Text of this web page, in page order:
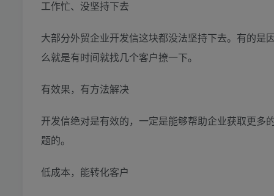
工作忙、没坚持下去
大部分外贸企业开发信这块都没法坚持下去。有的
么就是有时间就找几个客户撩一下。
有效果，有方法解决
开发信绝对是有效的，一定是能够帮助企业获取更
题的。
低成本，能转化客户